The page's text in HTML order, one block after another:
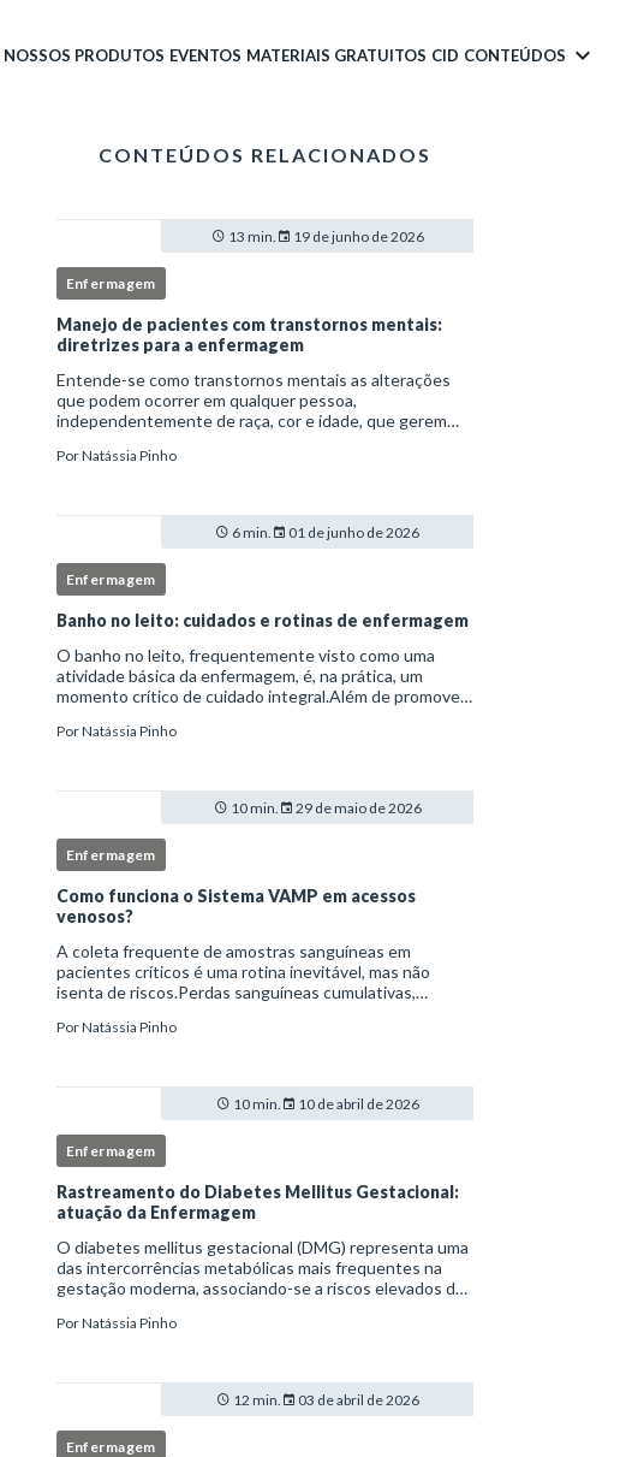
NOSSOS PRODUTOS EVENTOS MATERIAIS GRATUITOS CID CONTEÚDOS
CONTEÚDOS RELACIONADOS
13 min. 19 de junho de 2026
Enfermagem
Manejo de pacientes com transtornos mentais:
diretrizes para a enfermagem
Entende-se como transtornos mentais as alterações
que podem ocorrer em qualquer pessoa,
independentemente de raça, cor e idade, que gerem
do indivíduo.Por isso, os transtornos psiquiátricos rep
PorNatássia Pinho
6 min. 01 de junho de 2026
Enfermagem
Banho no leito: cuidados e rotinas de enfermagem
O banho no leito, frequentemente visto como uma
atividade básica da enfermagem, é, na prática, um
momento crítico de cuidado integral.Além de promover
detalhada, prevenção de complicações e fortalec
PorNatássia Pinho
10 min. 29 de maio de 2026
Enfermagem
Como funciona o Sistema VAMP em acessos
venosos?
A coleta frequente de amostras sanguíneas em
pacientes críticos é uma rotina inevitável, mas não
isenta de riscos.Perdas sanguíneas cumulativas,
necessidade de múltiplas punções e manipulação
PorNatássia Pinho
10 min. 10 de abril de 2026
Enfermagem
Rastreamento do Diabetes Mellitus Gestacional:
atuação da Enfermagem
O diabetes mellitus gestacional (DMG) representa uma
das intercorrências metabólicas mais frequentes na
gestação moderna, associando-se a riscos elevados de
identificado precocemente.Neste cenário, o enferm
PorNatássia Pinho
12 min. 03 de abril de 2026
Enfermagem